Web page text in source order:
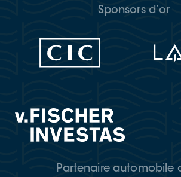
Sponsors d’or
Partenaire automobile